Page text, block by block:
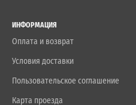
ИНФОРМАЦИЯ
Оплата и возврат
Условия доставки
Пользовательское соглашение
Карта проезда